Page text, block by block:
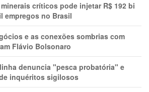
críticos pode injetar R$ 192 bi
empregos no Brasil
e as conexões sombrias com
Flávio Bolsonaro
denuncia "pesca probatória" e
inquéritos sigilosos